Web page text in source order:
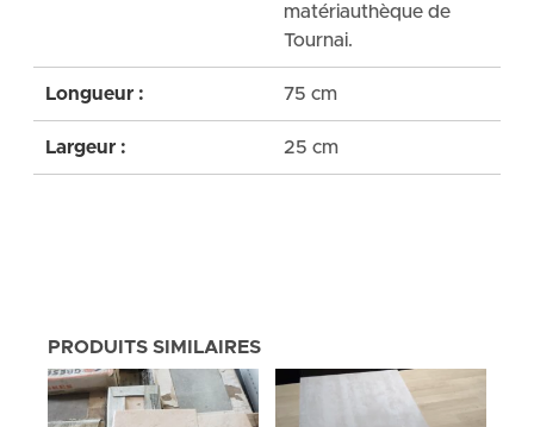
matériauthèque de
Tournai.
Longueur : 75 cm
Largeur : 25 cm
PRODUITS SIMILAIRES